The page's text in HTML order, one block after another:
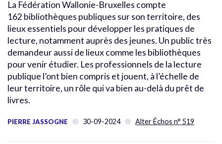
La Fédération Wallonie-Bruxelles compte
162 bibliothèques publiques sur son territoire, des
lieux essentiels pour développer les pratiques de
lecture, notamment auprès des jeunes. Un public très
demandeur aussi de lieux comme les bibliothèques
pour venir étudier. Les professionnels de la lecture
publique l’ont bien compris et jouent, à l’échelle de
leur territoire, un rôle qui va bien au-delà du prêt de
livres.
PIERRE JASSOGNE 30-09-2024 Alter Échos n° 519